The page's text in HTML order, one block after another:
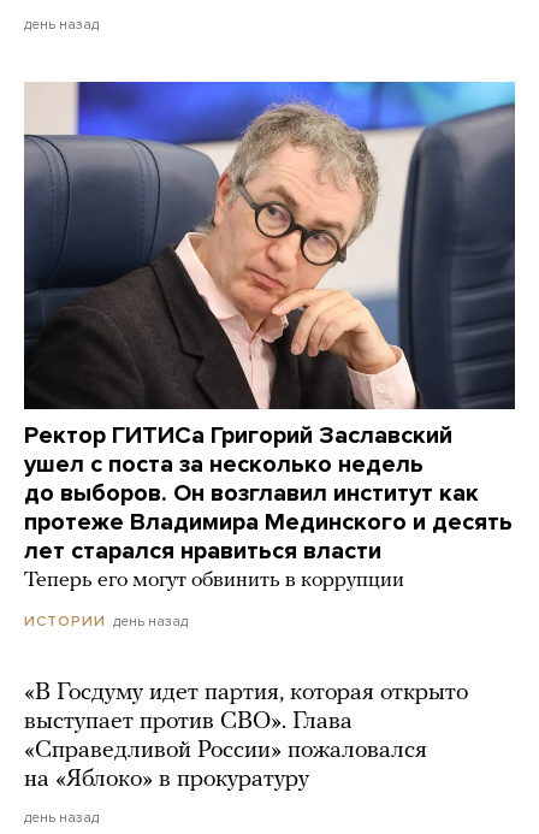
день назад
Ректор ГИТИСа Григорий Заславский
ушел с поста за несколько недель
до выборов. Он возглавил институт как
протеже Владимира Мединского и десять
лет старался нравиться власти
Теперь его могут обвинить в коррупции
ИСТОРИИ день назад
«В Госдуму идет партия, которая открыто
выступает против СВО». Глава
«Справедливой России» пожаловался
на «Яблоко» в прокуратуру
день назад